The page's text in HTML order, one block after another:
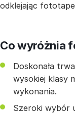
odklejając
Co wyróżnia
Doskonała
wysokiej klasy
wykonania.
Szeroki wybór